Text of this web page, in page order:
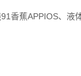
蕉APPIOS、液